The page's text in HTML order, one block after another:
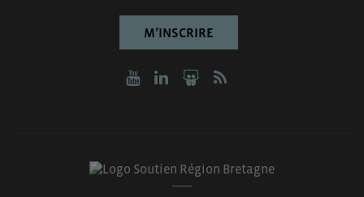
M’INSCRIRE